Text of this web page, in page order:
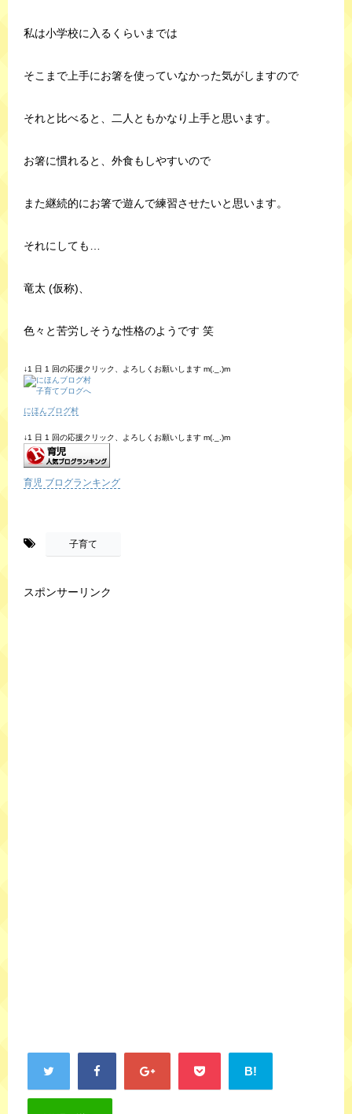
私は小学校に入るくらいまでは
そこまで上手にお箸を使っていなかった気がしますので
それと比べると、二人ともかなり上手と思います。
お箸に慣れると、外食もしやすいので
また継続的にお箸で遊んで練習させたいと思います。
それにしても…
竜太 (仮称)、
色々と苦労しそうな性格のようです 笑
↓1 日 1 回の応援クリック、よろしくお願いします m(._.)m
にほんブログ村
↓1 日 1 回の応援クリック、よろしくお願いします m(._.)m
育児 ブログランキング
子育て
スポンサーリンク
B!